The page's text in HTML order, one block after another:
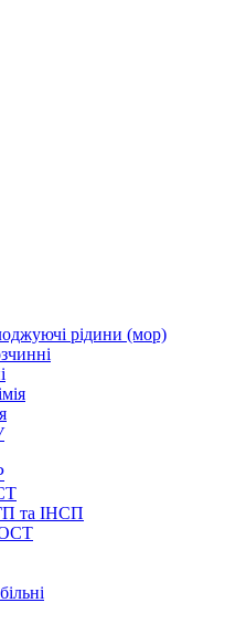
рідини (мор)
та ІНСП